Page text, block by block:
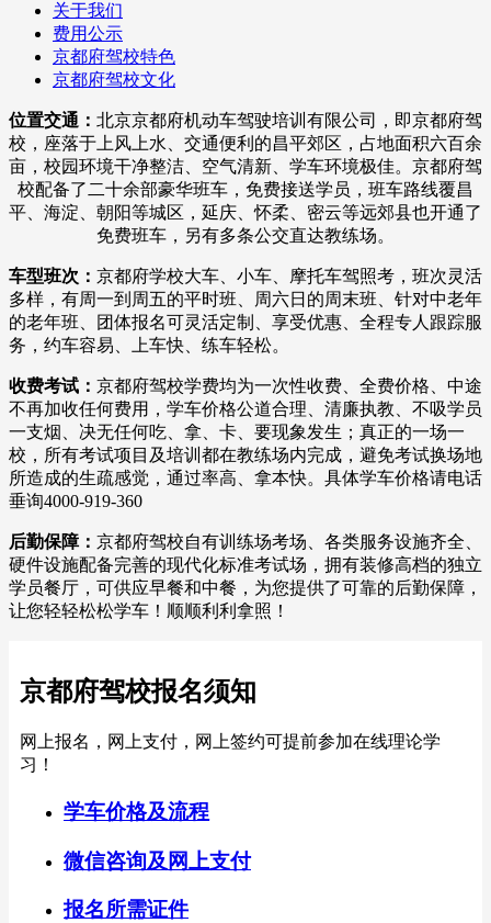
关于我们
费用公示
京都府驾校特色
京都府驾校文化
位置交通： 北京京都府机动车驾驶培训有限公司
，即京都府驾
校，座落于上风上水、交通便利的昌平郊区，占地面积六百余
亩，校园环境干净整洁、空气清新、学车环境极佳。京都府驾
校配备了二十余部豪华班车，免费接送学员，班车路线覆昌
平、海淀、朝阳等城区，延庆、怀柔、密云等远郊县也开通了
免费班车，另有多条公交直达教练场。
车型班次： 京都府学校大车、小车、摩托车驾照考，班次灵活
多样，有周一到周五的平时班、周六日的周末班、针对中老年
的老年班、团体报名可灵活定制、享受优惠、全程专人跟踪服
务，约车容易、上车快、练车轻松。
收费考试： 京都府驾校学费均为一次性收费、全费价格、中途
不再加收任何费用，学车价格公道合理、清廉执教、不吸学员
一支烟、决无任何吃、拿、卡、要现象发生；真正的一场一
校，所有考试项目及培训都在教练场内完成，避免考试换场地
所造成的生疏感觉，通过率高、拿本快。具体学车价格请电话
垂询4000-919-360
后勤保障： 京都府驾校自有训练场考场、各类服务设施齐全、
硬件设施配备完善的现代化标准考试场，拥有装修高档的独立
学员餐厅，可供应早餐和中餐，为您提供了可靠的后勤保障，
让您轻轻松松学车！顺顺利利拿照！
京都府驾校报名须知
网上报名，网上支付，网上签约可提前参加在线理论学
习！
学车价格及流程
微信咨询及网上支付
报名所需证件